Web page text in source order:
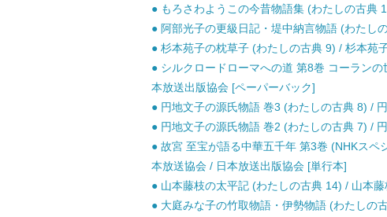
● もろさわようこの今昔物語集 (わたしの古典
● 阿部光子の更級日記・堤中納言物語 (わたし
● 杉本苑子の枕草子 (わたしの古典 9) / 杉本苑
● シルクロードローマへの道 第8巻 コーラン
本放送出版協会 [ペーパーバック]
● 円地文子の源氏物語 巻3 (わたしの古典 8) /
● 円地文子の源氏物語 巻2 (わたしの古典 7) /
● 故宮 至宝が語る中華五千年 第3巻 (NHKスペ
本放送協会 / 日本放送出版協会 [単行本]
● 山本藤枝の太平記 (わたしの古典 14) / 山本
● 大庭みな子の竹取物語・伊勢物語 (わたしの